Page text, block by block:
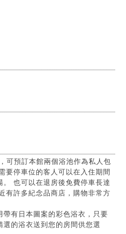
可預訂本館兩個浴池作為私人包
要停車位的客人可以在入住期間
也可以在退房後免費停車長達
有許多紀念品商店，購物非常方
有日本圖案的彩色浴衣，只要
的浴衣送到您的房間供您選